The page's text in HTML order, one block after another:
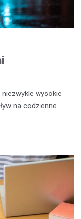
wysokie
na codzienne…